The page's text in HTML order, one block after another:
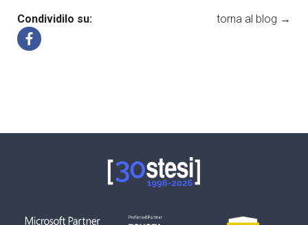
Condividilo su: torna al blog →